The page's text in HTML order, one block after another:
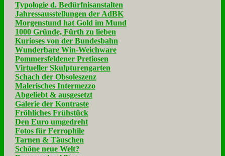
Typologie d. Bedürfnisanstalten
Jahressausstellungen der AdBK
Morgenstund hat Gold im Mund
1000 Gründe, Fürth zu lieben
Kurioses von der Bundesbahn
Wunderbare Win-Weichware
Pommersfeldener Pretiosen
Virtueller Skulpturengarten
Schach der Obsoleszenz
Malerisches Intermezzo
Abgeliebt & ausgesetzt
Galerie der Kontraste
Fröhliches Frühstück
Den Euro umgedreht
Fotos für Ferrophile
Tarnen & Täuschen
Schöne neue Welt?